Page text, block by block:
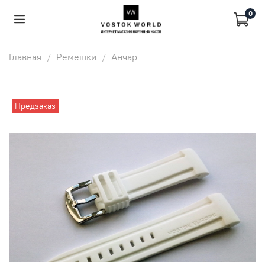
0
Главная Ремешки Анчар
Предзаказ